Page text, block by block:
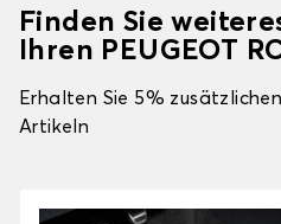
Finden Sie
Ihren PEUGEOT
Erhalten Sie 5%
Artikeln